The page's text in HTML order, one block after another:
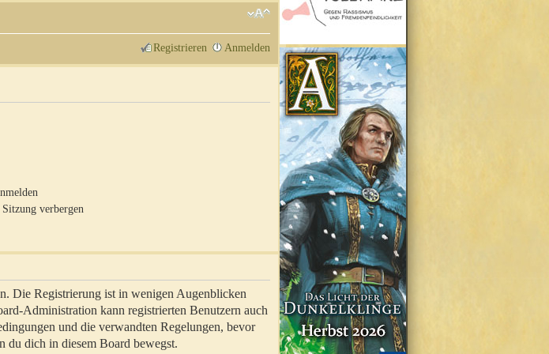
Registrieren Anmelden
verbergen
Die Registrierung ist in wenigen Augenblicken
Administration kann registrierten Benutzern auch
und die verwandten Regelungen, bevor
du dich in diesem Board bewegst.